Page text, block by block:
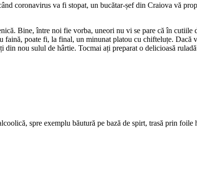
coronavirus va fi stopat, un bucătar-șef din Craiova vă
Bine, între noi fie vorba, uneori nu vi se pare că în cutiile
faină, poate fi, la final, un minunat platou cu chifteluțe.
nou sulul de hârtie. Tocmai ați preparat o delicioasă
spre exemplu băutură pe bază de spirt, trasă prin